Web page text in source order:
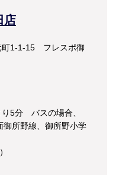
店
町1-1-15 フレスポ御
5分 バスの場合、
御所野線、御所野小学